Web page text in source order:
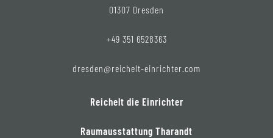
01307 Dresden
+49 351 6528363
dresden@reichelt-einrichter.com
Reichelt die Einrichter
Raumausstattung Tharandt